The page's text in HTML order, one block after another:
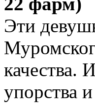
Эти
качества.
упорства